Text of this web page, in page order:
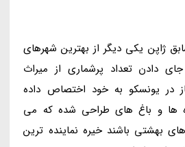
ژاپن یکی دیگر از بهترین شهرهای
دادن تعداد پرشماری از میراث
در یونسکو به خود اختصاص داده
ها و باغ های طراحی شده که می
بهشتی باشند خیره نماینده ترین